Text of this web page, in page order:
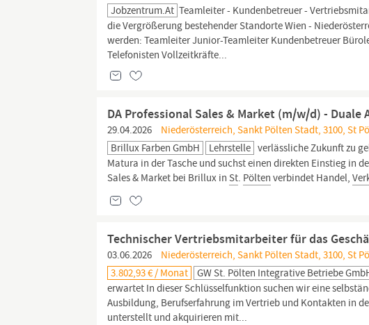
Jobzentrum.at Teamleiter - Kundenbetreuer -
die Vergrößerung bestehender Standorte Wien -
werden: Teamleiter Junior-Teamleiter Kundenbetreuer
Telefonisten Vollzeitkräfte...
DA Professional Sales & Market (m/w/d) - Duale
29.04.2026
Niederösterreich, Sankt Pölten Stadt, 3100, St
Brillux Farben GmbH
Lehrstelle verlässliche Zukunft zu
Matura in der Tasche und suchst einen direkten Einstieg in
Sales & Market bei Brillux in St. Pölten verbindet Handel,
Technischer Vertriebsmitarbeiter für das
03.06.2026
Niederösterreich, Sankt Pölten Stadt, 3100, St
3.802,93 € / Monat
GW St. Pölten Integrative Betriebe
erwartet In dieser Schlüsselfunktion suchen wir eine
Ausbildung, Berufserfahrung im Vertrieb und Kontakten in
unterstellt und akquirieren mit...